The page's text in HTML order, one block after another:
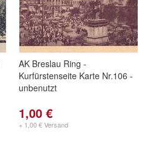
AK Breslau Ring -
Kurfürstenseite Karte Nr.106 -
unbenutzt
1,00 €
+ 1,00 € Versand